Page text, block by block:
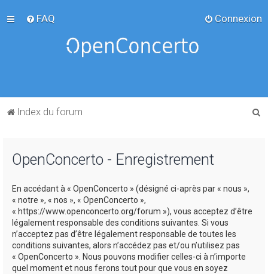
FAQ Connexion
Index du forum
OpenConcerto - Enregistrement
En accédant à « OpenConcerto » (désigné ci-après par « nous »,
« notre », « nos », « OpenConcerto »,
« https://www.openconcerto.org/forum »), vous acceptez d’être
légalement responsable des conditions suivantes. Si vous
n’acceptez pas d’être légalement responsable de toutes les
conditions suivantes, alors n’accédez pas et/ou n’utilisez pas
« OpenConcerto ». Nous pouvons modifier celles-ci à n’importe
quel moment et nous ferons tout pour que vous en soyez